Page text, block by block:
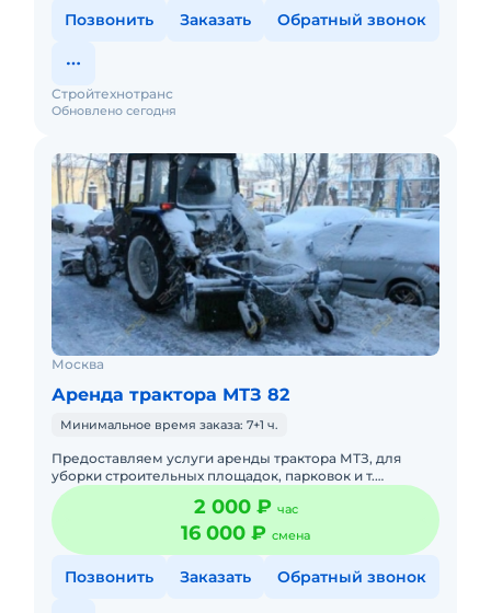
Позвонить Заказать Обратный звонок
Обновлено сегодня
Стройтехнотранс
Москва
Аренда трактора МТЗ 82
Минимальное время заказа: 7+1 ч.
Предоставляем услуги аренды трактора МТЗ, для
уборки строительных площадок, парковок и т.
д.Подача в день заказа.Пакет отчетных документов. С
оператором. Топлив 2 000 ₽ час
16 000 ₽ смена
Позвонить Заказать Обратный звонок